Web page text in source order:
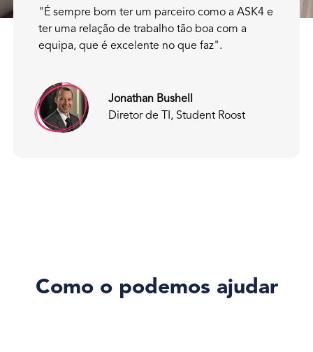
"É sempre bom ter um parceiro como a ASK4 e
ter uma relação de trabalho tão boa com a
equipa, que é excelente no que faz".
Jonathan Bushell
Diretor de TI, Student Roost
Como o podemos ajudar